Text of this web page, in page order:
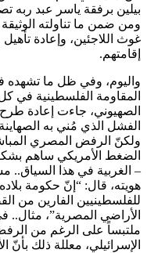
بيلين برفقة ياسر عبد ربه
ومن ضمن ما تناولته
غوث اللاجئين، وإعادة
إقامتهم.
واليوم، وفي ظل ما
المقاومة الفلسطينية في
الصهيوني، جاءت إعادة
الفشل الذي مُني به
ولكنّ الرفض المصري
الضغط الأمريكي ساهم
– الغربية في هذا
هويته، قال: “إنّ حكومة
للفلسطينيين الفارين من
الأراضي المصرية”،
ملتبساً على الرغم من
الإسرائيلي، معللة ذلك بأنّ